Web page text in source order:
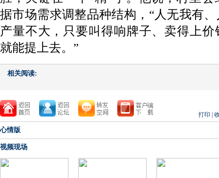
据市场需求调整品种结构，“人无我有
产量不大，只要叫得响牌子、卖得上
就能提上去。”
相关阅读:
打印
心情版
视频现场